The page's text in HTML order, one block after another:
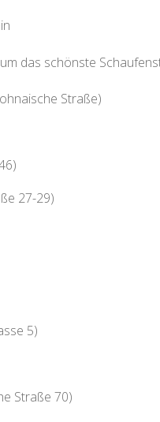
das schönste
Straße)
27-29)
5)
Straße 70)